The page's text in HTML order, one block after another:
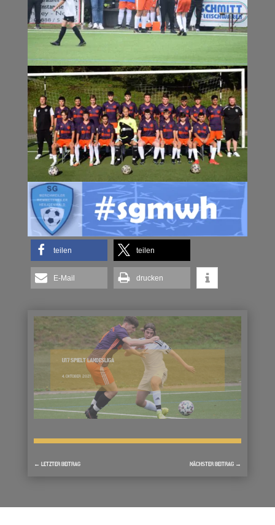
teilen teilen
E-Mail drucken
U17 SPIELT LANDESLIGA
4. OKTOBER 2021
← LETZTER BEITRAG NÄCHSTER BEITRAG →